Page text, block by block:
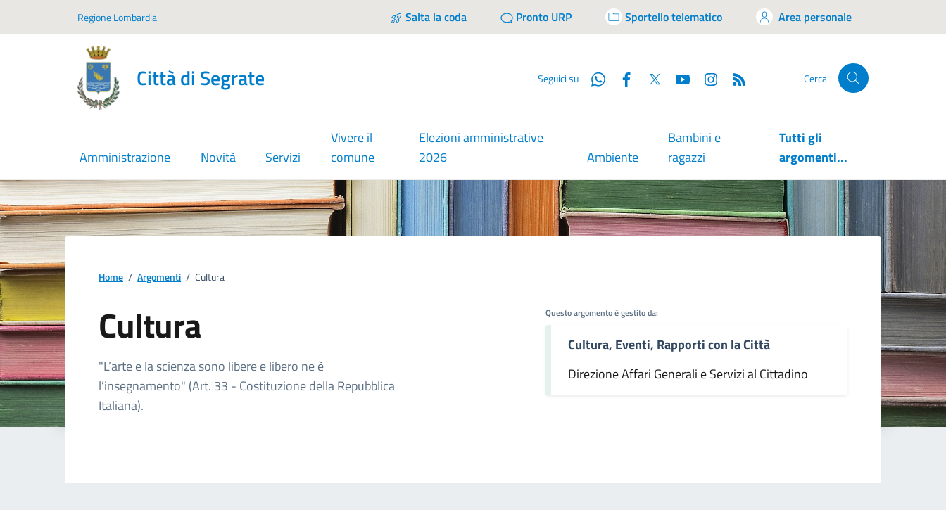
Regione Lombardia Salta la coda Pronto URP Sportello telematico Area personale
Città di Segrate Seguici su WhatsappFacebook
Twitter YouTube Cerca
Amministrazione Novità Servizi
Vivere il
comune
Elezioni amministrative
2026
Ambiente
Bambini e
ragazzi
Tutti gli
argomenti...
Home / Argomenti / Cultura
Cultura
Dettagli dell'argomento
"L’arte e la scienza sono libere e libero ne è
l’insegnamento" (Art. 33 - Costituzione della Repubblica
Italiana).
Questo argomento è gestito da:
Cultura, Eventi, Rapporti con la Città
Direzione Affari Generali e Servizi al Cittadino